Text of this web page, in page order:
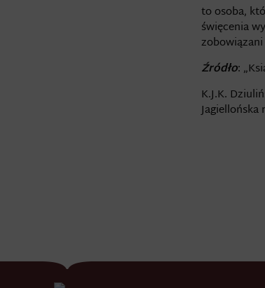
to osoba,
święcenia
Źródło:
K.J.K.
Jagiellońska